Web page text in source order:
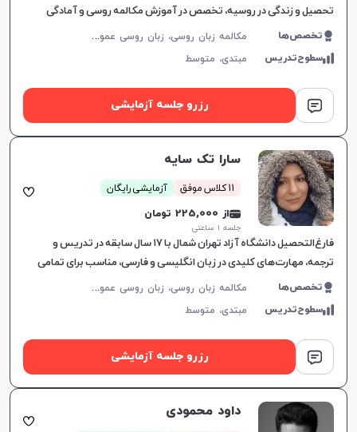
تحصیل و زندگی در روسیه، تخصص در آموزش مکالمه روسی و آمادگی
آزمون‌های ورودی دانشگاه‌های روسیه.
تخصص‌ها م
کالمه زبان روسی، زبان روسی عمومی، زبان روسی کودکان، پادفک، زبان روسی تجاری
سطوح‌تدریس مبتدی، متوسط
رزرو جلسه آزمایشی
سارا تک سایه
11 کلاس موفق آزمایشی رایگان
از 225,000 تومان
جلسه ۱ ساعتی
فارغ‌التحصیل دانشگاه آزاد تهران شمال با ۱۷ سال سابقه در تدریس و
ترجمه، مهارت‌های کلیدی در زبان انگلیسی و فارسی، مناسب برای تمامی
گروه‌های سنی.
تخصص‌ها م
کالمه زبان روسی، زبان روسی عمومی
سطوح‌تدریس مبتدی، متوسط
رزرو جلسه آزمایشی
داود محمودی